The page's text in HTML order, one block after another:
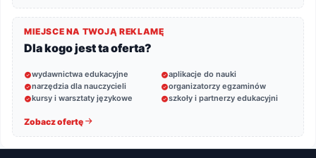
MIEJSCE NA TWOJĄ REKLAMĘ
Dla kogo jest ta oferta?
wydawnictwa edukacyjne
aplikacje do nauki
narzędzia dla nauczycieli
organizatorzy egzaminów
kursy i warsztaty językowe
szkoły i partnerzy edukacyjni
Zobacz ofertę